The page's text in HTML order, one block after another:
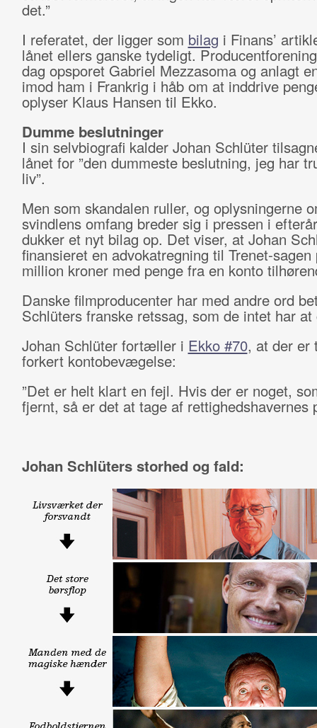
det.”
I referatet, der ligger som bilag i Finans’
lånet ellers ganske tydeligt.
dag opsporet Gabriel Mezzasoma og anlagt
imod ham i Frankrig i håb om at inddrive
oplyser Klaus Hansen til Ekko.
Dumme beslutninger
I sin selvbiografi kalder Johan Schlüter
lånet for ”den dummeste beslutning, jeg har
liv”.
Men som skandalen ruller, og oplysningerne
svindlens omfang breder sig i pressen i
dukker et nyt bilag op. Det viser, at Johan
finansieret en advokatregning til Trenet-sagen
million kroner med penge fra en konto
Danske filmproducenter har med andre ord
Schlüters franske retssag, som de intet har at
Johan Schlüter fortæller i Ekko #70, at der er
forkert kontobevægelse:
”Det er helt klart en fejl. Hvis der er noget,
fjernt, så er det at tage af rettighedshavernes
Johan Schlüters storhed og fald: